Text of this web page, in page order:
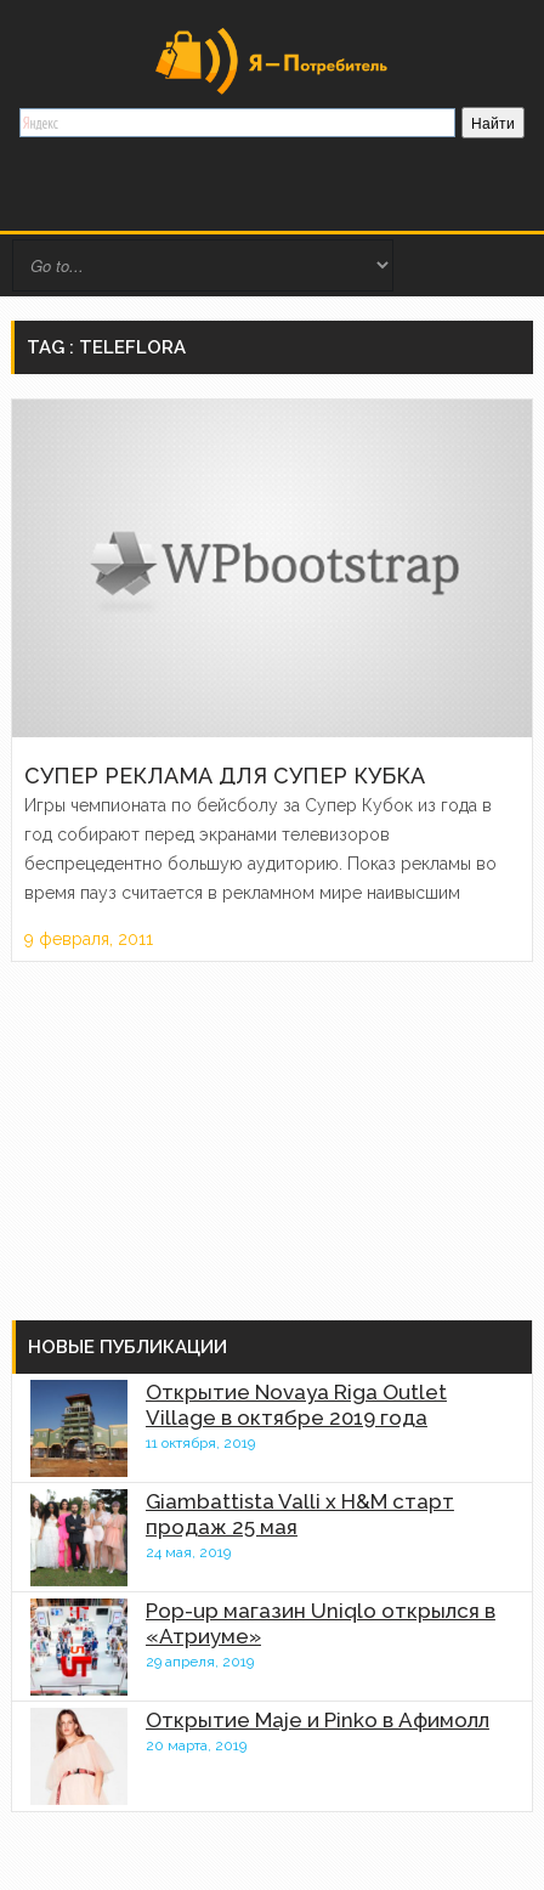
TAG : TELEFLORA
СУПЕР РЕКЛАМА ДЛЯ СУПЕР КУБКА
Игры чемпионата по бейсболу за Супер Кубок из года в
год собирают перед экранами телевизоров
беспрецедентно большую аудиторию. Показ рекламы во
время пауз считается в рекламном мире наивысшим
9 февраля, 2011
НОВЫЕ ПУБЛИКАЦИИ
Открытие Novaya Riga Outlet
Village в октябре 2019 года
11 октября, 2019
Giambattista Valli x H&M старт
продаж 25 мая
24 мая, 2019
Pop-up магазин Uniqlo открылся в
«Атриуме»
29 апреля, 2019
Открытие Maje и Pinko в Афимолл
20 марта, 2019